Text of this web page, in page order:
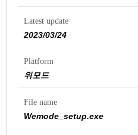
Latest update
2023/03/24
Platform
위모드
File name
Wemode_setup.exe